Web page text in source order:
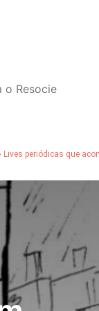
o Resocie
Lives periódicas que